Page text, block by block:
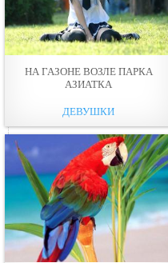
НА ГАЗОНЕ ВОЗЛE ПАРКА
АЗИАТКА
ДЕВУШКИ